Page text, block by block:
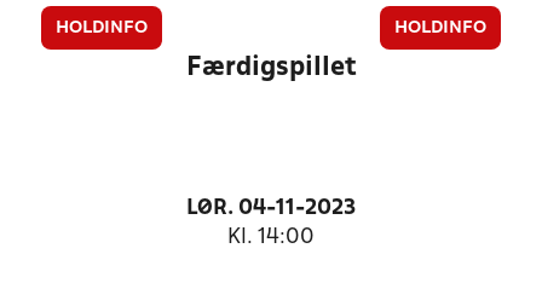
HOLDINFO HOLDINFO
Færdigspillet
LØR. 04-11-2023
Kl. 14:00